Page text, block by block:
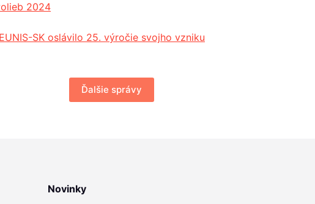
2024
SK oslávilo 25. výročie svojho vzniku
Ďalšie správy
Novinky